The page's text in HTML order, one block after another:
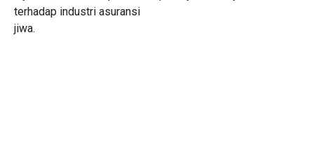
terhadap industri asuransi
jiwa.